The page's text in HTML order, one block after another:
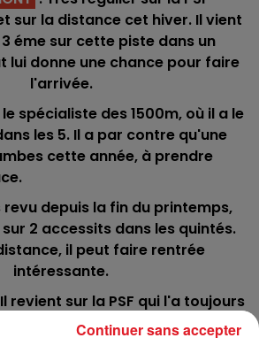
sur la distance cet hiver. Il vient
éme sur cette piste dans un
lui donne une chance pour faire
l'arrivée.
spécialiste des 1500m, où il a le
les 5. Il a par contre qu'une
cette année, à prendre
revu depuis la fin du printemps,
2 accessits dans les quintés.
il peut faire rentrée
intéressante.
revient sur la PSF qui l'a toujours
Pour ce retour, on s'en méfiera
Continuer sans accepter